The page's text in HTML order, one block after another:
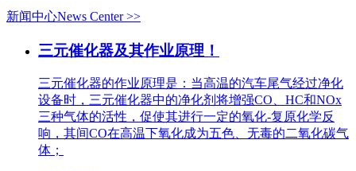
新闻中心News Center >>
三元催化器及其作业原理！
三元催化器的作业原理是：当高温的汽车尾气经过净化
设备时，三元催化器中的净化剂将增强CO、HC和NOx
三种气体的活性，促使其进行一定的氧化-复原化学反
响，其间CO在高温下氧化成为五色、无毒的二氧化碳气
体；